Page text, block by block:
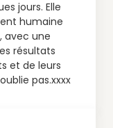
jours. Elle
humaine
avec une
résultats
et de leurs
pas.xxxx